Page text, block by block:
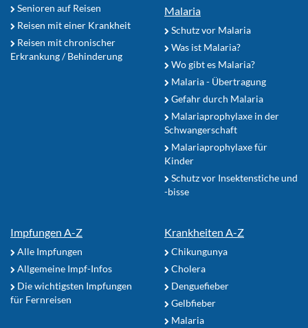
Senioren auf Reisen
Reisen mit einer Krankheit
Reisen mit chronischer
Erkrankung / Behinderung
Malaria
Schutz vor Malaria
Was ist Malaria?
Wo gibt es Malaria?
Malaria - Übertragung
Gefahr durch Malaria
Malariaprophylaxe in der
Schwangerschaft
Malariaprophylaxe für
Kinder
Schutz vor Insektenstiche und
-bisse
Impfungen A-Z
Alle Impfungen
Allgemeine Impf-Infos
Die wichtigsten Impfungen
für Fernreisen
Krankheiten A-Z
Chikungunya
Cholera
Denguefieber
Gelbfieber
Malaria